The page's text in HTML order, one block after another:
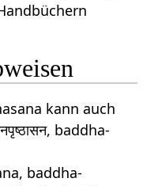
kann auch
baddha-
baddha-